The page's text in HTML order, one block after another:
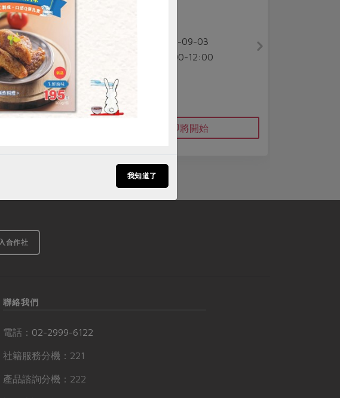
2026-09-03
10:00-12:00
即將開始
合作社
聯絡我們
電話： 02-2999-6122
社籍服務分機：221
產品諮詢分機：222
我知道了